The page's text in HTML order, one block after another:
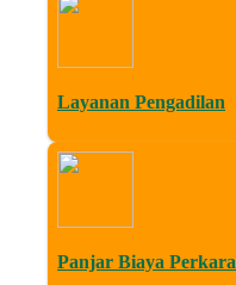
Layanan Pengadilan
Panjar Biaya Perkara